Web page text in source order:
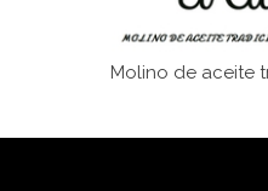
Molino de aceite